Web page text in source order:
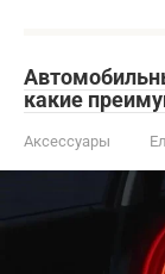
какие
Аксессуары